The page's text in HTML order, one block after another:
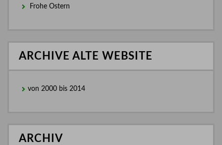
Frohe Ostern
ARCHIVE ALTE WEBSITE
von 2000 bis 2014
ARCHIV